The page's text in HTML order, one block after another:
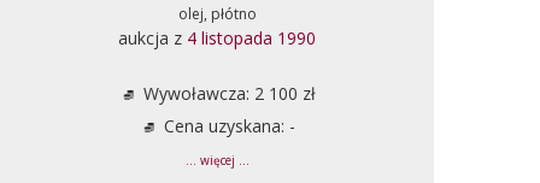
olej, płótno
aukcja z 4 listopada 1990
Wywoławcza: 2 100 zł
Cena uzyskana: -
... więcej ...